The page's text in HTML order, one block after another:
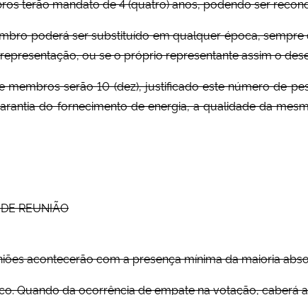
terão mandato de 4 (quatro) anos, podendo ser
poderá ser substituído em qualquer época,
ou se o próprio representante assim o
membros serão 10 (dez), justificado este número de
do fornecimento de energia, a qualidade da
REUNIÃO
acontecerão com a presença mínima da maioria
Quando da ocorrência de empate na votação, caberá